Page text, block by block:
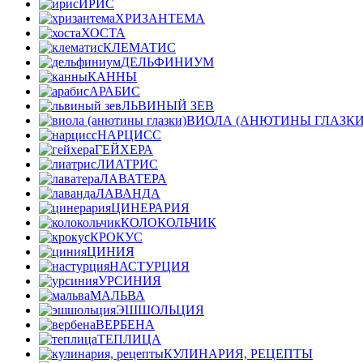
ИРИС
ХРИЗАНТЕМА
ХОСТА
КЛЕМАТИС
ДЕЛЬФИНИУМ
КАННЫ
АРАБИС
ЛЬВИНЫЙ ЗЕВ
ВИОЛА (АНЮТИНЫ
НАРЦИСС
ГЕЙХЕРА
ЛИАТРИС
ЛАВАТЕРА
ЛАВАНДА
ЦИНЕРАРИЯ
КОЛОКОЛЬЧИК
КРОКУС
ЦИНИЯ
НАСТУРЦИЯ
УРСИНИЯ
МАЛЬВА
ЭШШОЛЬЦИЯ
ВЕРБЕНА
ТЕПЛИЦА
КУЛИНАРИЯ, РЕЦЕПТЫ